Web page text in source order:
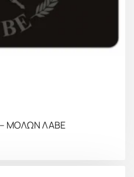
– ΜΟΛΩΝ ΛΑΒΕ